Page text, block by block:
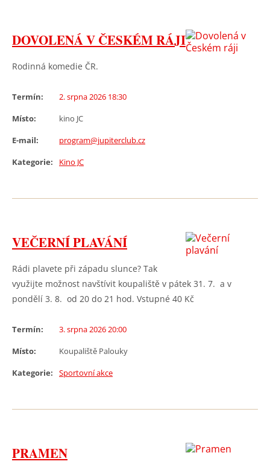
DOVOLENÁ V ČESKÉM RÁJI
Rodinná komedie ČR.
Termín:
2. srpna 2026 18:30
Místo:
kino JC
E-mail:
program@jupiterclub.cz
Kategorie:
Kino JC
VEČERNÍ PLAVÁNÍ
Rádi plavete při západu slunce? Tak
využijte možnost navštívit koupaliště v pátek 31. 7. a v
pondělí 3. 8. od 20 do 21 hod. Vstupné 40 Kč
Termín:
3. srpna 2026 20:00
Místo:
Koupaliště Palouky
Kategorie:
Sportovní akce
PRAMEN